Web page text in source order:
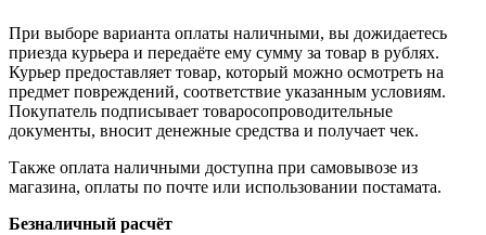
При выборе варианта оплаты наличными, вы дожидаетесь
приезда курьера и передаёте ему сумму за товар в рублях.
Курьер предоставляет товар, который можно осмотреть на
предмет повреждений, соответствие указанным условиям.
Покупатель подписывает товаросопроводительные
документы, вносит денежные средства и получает чек.
Также оплата наличными доступна при самовывозе из
магазина, оплаты по почте или использовании постамата.
Безналичный расчёт